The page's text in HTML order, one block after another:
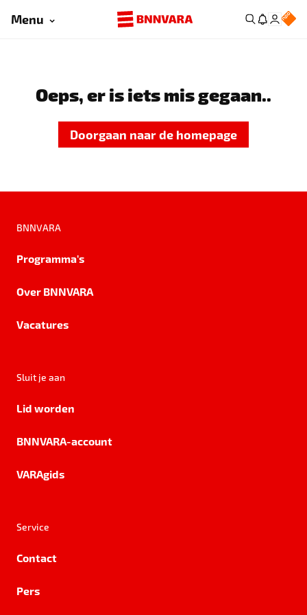
Menu
Oeps, er is iets mis gegaan..
Doorgaan naar de homepage
BNNVARA
Programma's
Over BNNVARA
Vacatures
Sluit je aan
Lid worden
BNNVARA-account
VARAgids
Service
Contact
Pers